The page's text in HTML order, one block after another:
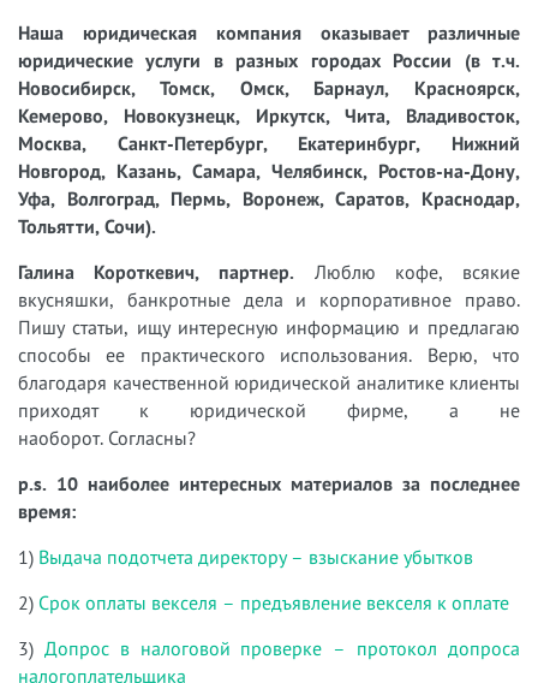
Наша юридическая компания оказывает различные
юридические услуги в разных городах России (в т.ч.
Новосибирск, Томск, Омск, Барнаул, Красноярск,
Кемерово, Новокузнецк, Иркутск, Чита, Владивосток,
Москва, Санкт-Петербург, Екатеринбург, Нижний
Новгород, Казань, Самара, Челябинск, Ростов-на-Дону,
Уфа, Волгоград, Пермь, Воронеж, Саратов, Краснодар,
Тольятти, Сочи).
Галина Короткевич, партнер. Люблю кофе, всякие
вкусняшки, банкротные дела и корпоративное право.
Пишу статьи, ищу интересную информацию и предлагаю
способы ее практического использования. Верю, что
благодаря качественной юридической аналитике клиенты
приходят к юридической фирме, а не
наоборот. Согласны?
p.s. 10 наиболее интересных материалов за последнее
время:
1) Выдача подотчета директору – взыскание убытков
2) Срок оплаты векселя – предъявление векселя к оплате
3) Допрос в налоговой проверке – протокол допроса
налогоплательщика